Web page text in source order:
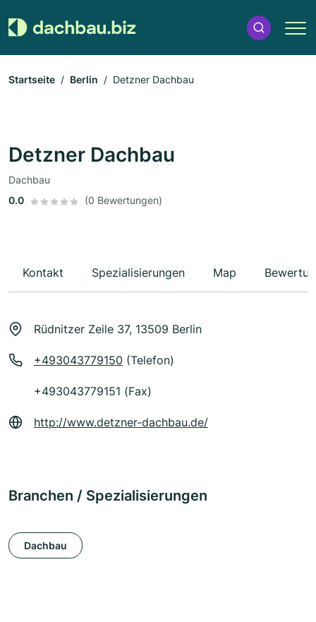
Startseite Berlin Detzner Dachbau
Detzner Dachbau
Dachbau
0.0
(0 Bewertungen)
Kontakt Spezialisierungen Map
Rüdnitzer Zeile 37, 13509 Berlin
+493043779150 (Telefon)
+493043779151 (Fax)
http://www.detzner-dachbau.de/
Branchen / Spezialisierungen
Dachbau